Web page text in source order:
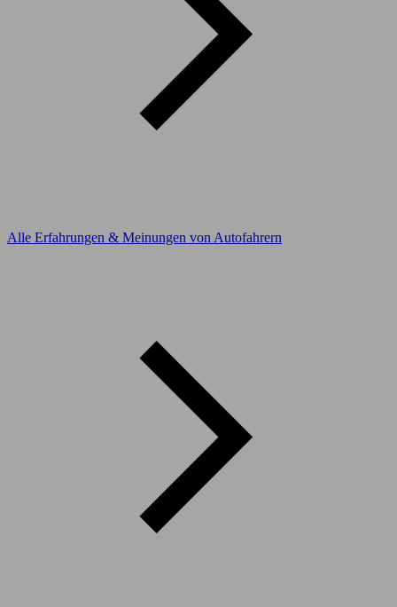
Alle Erfahrungen & Meinungen von Autofahrern